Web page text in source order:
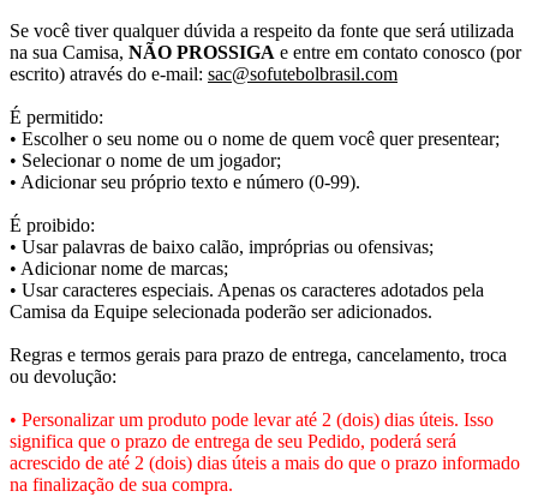
Se você tiver qualquer dúvida a respeito da fonte que será utilizada
na sua Camisa, NÃO PROSSIGA e entre em contato conosco (por
escrito) através do e-mail: sac@sofutebolbrasil.com
É permitido:
• Escolher o seu nome ou o nome de quem você quer presentear;
• Selecionar o nome de um jogador;
• Adicionar seu próprio texto e número (0-99).
É proibido:
• Usar palavras de baixo calão, impróprias ou ofensivas;
• Adicionar nome de marcas;
• Usar caracteres especiais. Apenas os caracteres adotados pela
Camisa da Equipe selecionada poderão ser adicionados.
Regras e termos gerais para prazo de entrega, cancelamento, troca
ou devolução:
• Personalizar um produto pode levar até 2 (dois) dias úteis. Isso
significa que o prazo de entrega de seu Pedido, poderá será
acrescido de até 2 (dois) dias úteis a mais do que o prazo informado
na finalização de sua compra.